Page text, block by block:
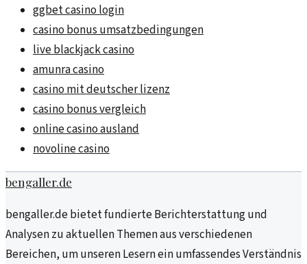
ggbet casino login
casino bonus umsatzbedingungen
live blackjack casino
amunra casino
casino mit deutscher lizenz
casino bonus vergleich
online casino ausland
novoline casino
bengaller.de
bengaller.de bietet fundierte Berichterstattung und
Analysen zu aktuellen Themen aus verschiedenen
Bereichen, um unseren Lesern ein umfassendes Verständnis